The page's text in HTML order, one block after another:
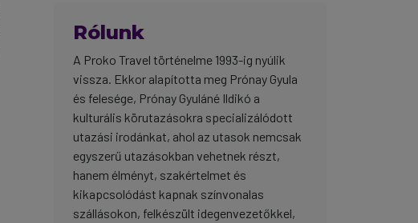
Rólunk
A Proko Travel történelme 1993-ig nyúlik
vissza. Ekkor alapította meg Prónay Gyula
és felesége, Prónay Gyuláné Ildikó a
kulturális körutazásokra specializálódott
utazási irodánkat, ahol az utasok nemcsak
egyszerű utazásokban vehetnek részt,
hanem élményt, szakértelmet és
kikapcsolódást kapnak színvonalas
szállásokon, felkészült idegenvezetőkkel,